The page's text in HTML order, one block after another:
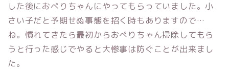
した後におぺりちゃんにやってもらっていました。小
さい子だと予期せぬ事態を招く時もありますので…
ね。慣れてきたら最初からおぺりちゃん掃除してもら
うと行った感じでやると大惨事は防ぐことが出来まし
た。